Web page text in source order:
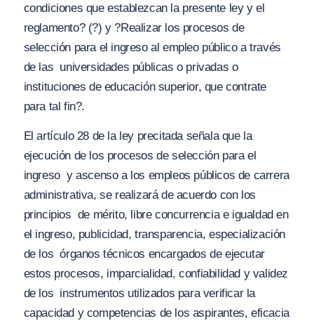
condiciones que establezcan la presente ley y el
reglamento? (?) y ?Realizar los procesos de
selección para el ingreso al empleo público a través
de las universidades públicas o privadas o
instituciones de educación superior, que contrate
para tal fin?.
El artículo 28 de la ley precitada señala que la
ejecución de los procesos de selección para el
ingreso y ascenso a los empleos públicos de carrera
administrativa, se realizará de acuerdo con los
principios de mérito, libre concurrencia e igualdad en
el ingreso, publicidad, transparencia, especialización
de los órganos técnicos encargados de ejecutar
estos procesos, imparcialidad, confiabilidad y validez
de los instrumentos utilizados para verificar la
capacidad y competencias de los aspirantes, eficacia